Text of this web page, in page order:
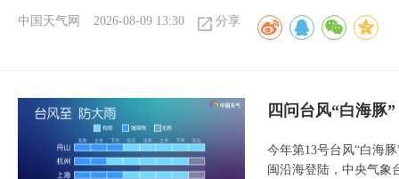
中国天气网 2026-08-09 13:30 分享
四问台风“白海豚
今年第13号台风“白海
闽沿海登陆，中央气象